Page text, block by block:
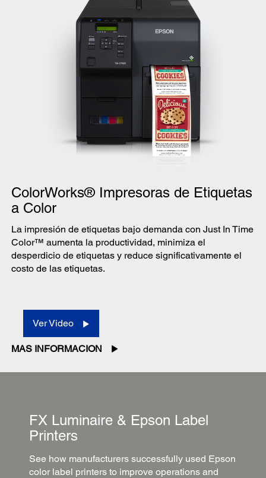
ColorWorks® Impresoras de Etiquetas
a Color
La impresión de etiquetas bajo demanda con Just In Time
Color™ aumenta la productividad, minimiza el
desperdicio de etiquetas y reduce significativamente el
costo de las etiquetas.
Ver Video
MAS INFORMACION
FX Luminaire & Epson Label
Printers
See how manufacturers successfully used Epson
color label printers to improve operations and